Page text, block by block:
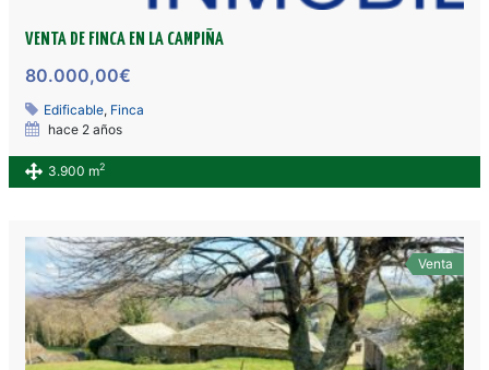
VENTA DE FINCA EN LA CAMPIÑA
80.000,00€
Edificable, Finca
hace 2 años
3.900 m2
Venta